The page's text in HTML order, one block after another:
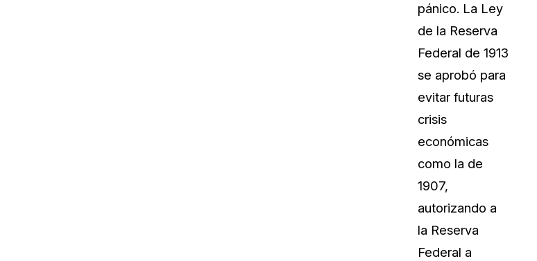
pánico. La Ley
de la Reserva
Federal de 1913
se aprobó para
evitar futuras
crisis
económicas
como la de
1907,
autorizando a
la Reserva
Federal a